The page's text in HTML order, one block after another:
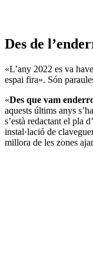
Des de
«L’any 2022 es va
espai fira». Són
«Des que vam
aquests últims anys
s’està redactant el pla
instal·lació de
millora de les zones